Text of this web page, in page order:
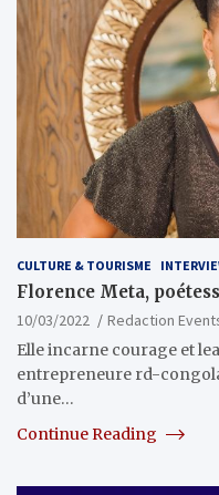
CULTURE & TOURISME
Florence Meta,
10/03/2022
Redaction
Elle incarne courage et
entrepreneure rd-
d’une…
Continue Reading